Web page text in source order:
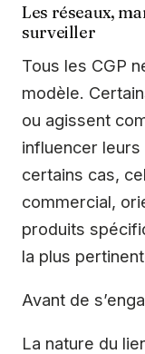
Les réseaux,
surveiller
Tous les CGP
modèle.
ou agissent
influencer
certains cas,
commercial,
produits
la plus
Avant de
La nature du